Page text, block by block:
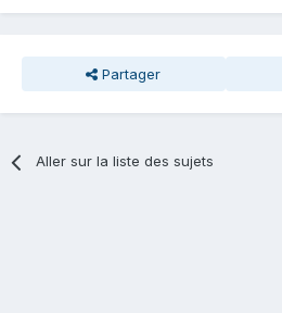
Partager
Aller sur la liste des sujets